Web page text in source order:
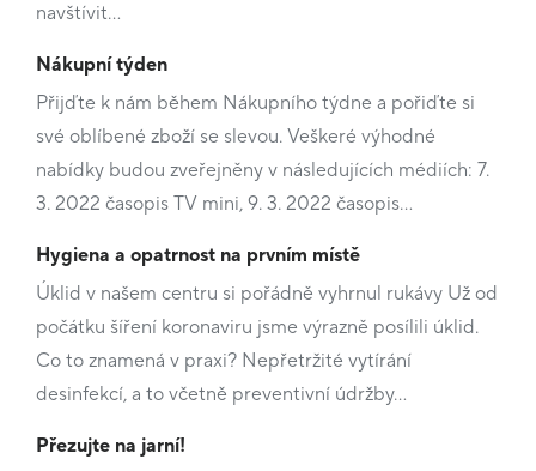
navštívit…
Nákupní týden
Přijďte k nám během Nákupního týdne a pořiďte si
své oblíbené zboží se slevou. Veškeré výhodné
nabídky budou zveřejněny v následujících médiích: 7.
3. 2022 časopis TV mini, 9. 3. 2022 časopis…
Hygiena a opatrnost na prvním místě
Úklid v našem centru si pořádně vyhrnul rukávy Už od
počátku šíření koronaviru jsme výrazně posílili úklid.
Co to znamená v praxi? Nepřetržité vytírání
desinfekcí, a to včetně preventivní údržby…
Přezujte na jarní!